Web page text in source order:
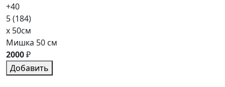
+40
5(184)
x 50см
Мишка 50 см
2000₽
Добавить